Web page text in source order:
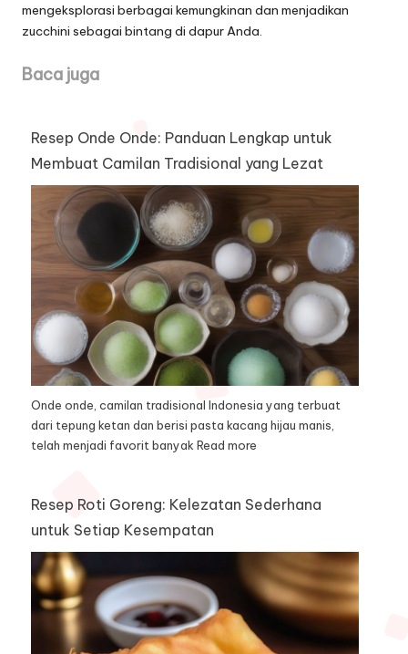
mengeksplorasi berbagai kemungkinan dan menjadikan
zucchini sebagai bintang di dapur Anda.
Baca juga
Resep Onde Onde: Panduan Lengkap untuk
Membuat Camilan Tradisional yang Lezat
Onde onde, camilan tradisional Indonesia yang terbuat
dari tepung ketan dan berisi pasta kacang hijau manis,
telah menjadi favorit banyak Read more
Resep Roti Goreng: Kelezatan Sederhana
untuk Setiap Kesempatan